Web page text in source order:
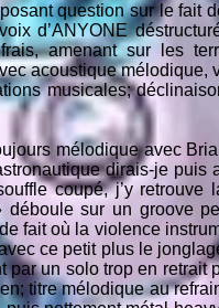
question sur le fait
d’ANYONE
amenant sur les
acoustique mélodique,
musicales;
mélodique avec
dirais-je puis
coupé, j’y retrouve
sur un groove
fait où la violence
ce petit plus le
un solo trop en retrait
titre mélodique au